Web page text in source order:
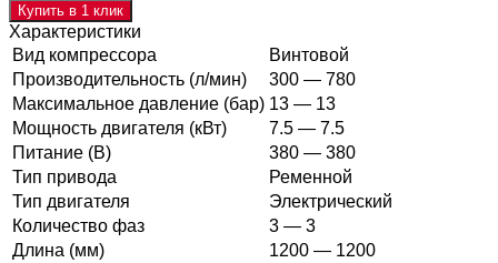
Купить в 1 клик
Характеристики
Вид компрессора
Винтовой
Производительность (л/мин)
300 — 780
Максимальное давление (бар) 13 — 13
Мощность двигателя (кВт)
7.5 — 7.5
Питание (В)
380 — 380
Тип привода
Ременной
Тип двигателя
Электрический
Количество фаз
3 — 3
Длина (мм)
1200 — 1200